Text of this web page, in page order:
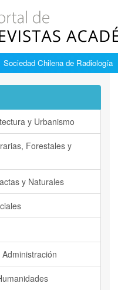
Sociedad Chilena de Radiología
y Urbanismo
Forestales y
y Naturales